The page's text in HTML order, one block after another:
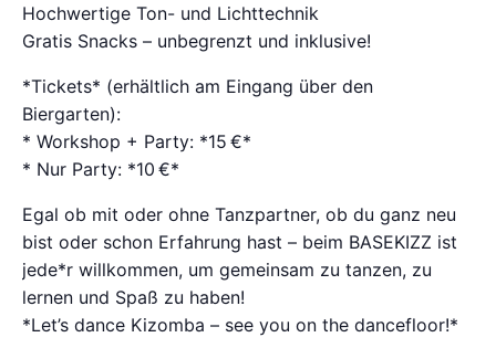
Hochwertige Ton- und Lichttechnik
Gratis Snacks – unbegrenzt und inklusive!
*Tickets* (erhältlich am Eingang über den
Biergarten):
* Workshop + Party: *15 €*
* Nur Party: *10 €*
Egal ob mit oder ohne Tanzpartner, ob du ganz neu
bist oder schon Erfahrung hast – beim BASEKIZZ ist
jede*r willkommen, um gemeinsam zu tanzen, zu
lernen und Spaß zu haben!
*Let’s dance Kizomba – see you on the dancefloor!*